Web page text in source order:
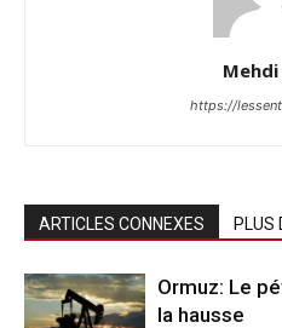
https://
ARTICLES CONNEXES PLUS
Ormuz: Le
la hausse